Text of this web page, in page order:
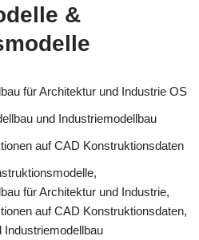
&
für Architektur und Industrie OS
und Industriemodellbau
auf CAD Konstruktionsdaten
für Architektur und Industrie,
auf CAD Konstruktionsdaten,
Industriemodellbau